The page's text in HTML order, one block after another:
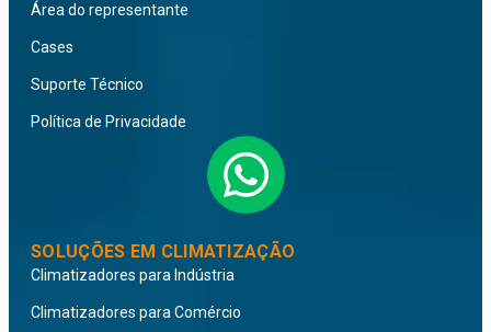
Área do representante
Cases
Suporte Técnico
Política de Privacidade
SOLUÇÕES EM CLIMATIZAÇÃO
Climatizadores para Indústria
Climatizadores para Comércio